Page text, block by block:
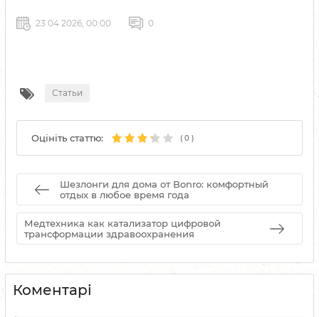
23 04 2026, 00:00 0
Статьи
Оцініть статтю: ( 0 )
Шезлонги для дома от Bonro: комфортный
отдых в любое время года
Медтехника как катализатор цифровой
трансформации здравоохранения
Коментарі